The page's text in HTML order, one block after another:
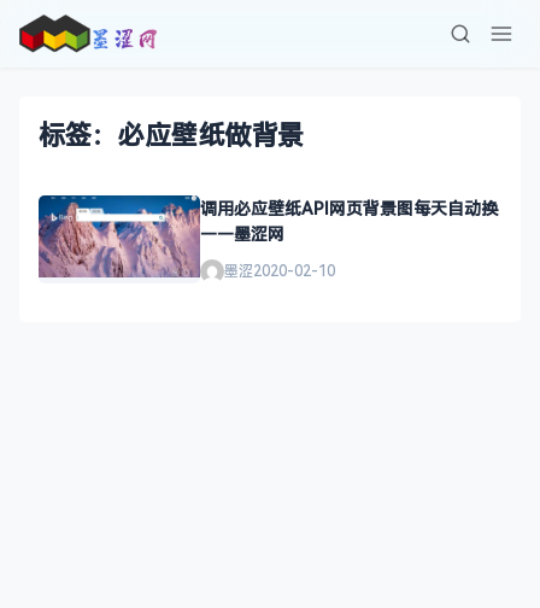
标签：必应壁纸做背景
调用必应壁纸API网页背景图每天自动换
——墨涩网
墨涩2020-02-10